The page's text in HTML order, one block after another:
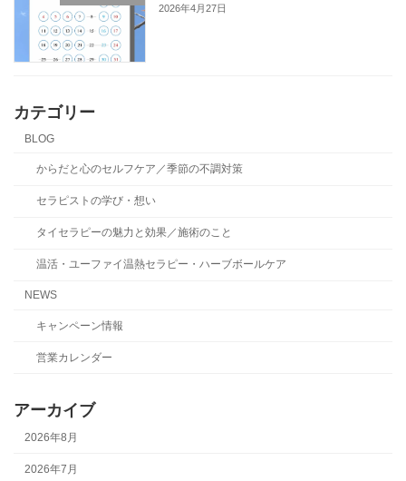
2026年4月27日
カテゴリー
BLOG
からだと心のセルフケア／季節の不調対策
セラピストの学び・想い
タイセラピーの魅力と効果／施術のこと
温活・ユーファイ温熱セラピー・ハーブボールケア
NEWS
キャンペーン情報
営業カレンダー
アーカイブ
2026年8月
2026年7月